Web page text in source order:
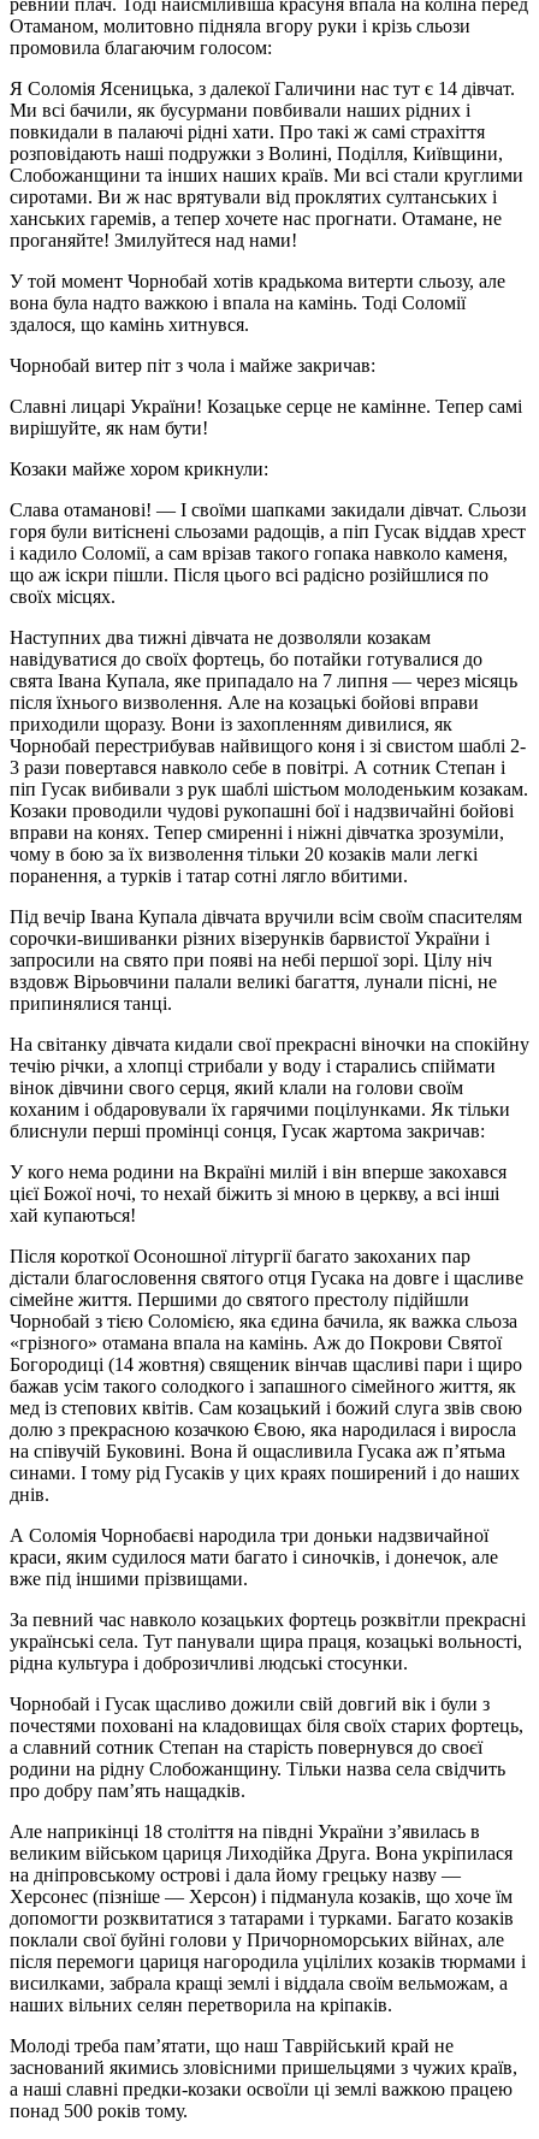
Отаманом, молитовно підняла вгору руки і крізь сльози
промовила благаючим голосом:
Я Соломія Ясеницька, з далекої Галичини нас тут є 14 дівчат.
Ми всі бачили, як бусурмани повбивали наших рідних і
повкидали в палаючі рідні хати. Про такі ж самі страхіття
розповідають наші подружки з Волині, Поділля, Київщини,
Слобожанщини та інших наших країв. Ми всі стали круглими
сиротами. Ви ж нас врятували від проклятих султанських і
ханських гаремів, а тепер хочете нас прогнати. Отамане, не
проганяйте! Змилуйтеся над нами!
У той момент Чорнобай хотів крадькома витерти сльозу, але
вона була надто важкою і впала на камінь. Тоді Соломії
здалося, що камінь хитнувся.
Чорнобай витер піт з чола і майже закричав:
Славні лицарі України! Козацьке серце не камінне. Тепер самі
вирішуйте, як нам бути!
Козаки майже хором крикнули:
Слава отаманові! — І своїми шапками закидали дівчат. Сльози
горя були витіснені сльозами радощів, а піп Гусак віддав хрест
і кадило Соломії, а сам врізав такого гопака навколо каменя,
що аж іскри пішли. Після цього всі радісно розійшлися по
своїх місцях.
Наступних два тижні дівчата не дозволяли козакам
навідуватися до своїх фортець, бо потайки готувалися до
свята Івана Купала, яке припадало на 7 липня — через місяць
після їхнього визволення. Але на козацькі бойові вправи
приходили щоразу. Вони із захопленням дивилися, як
Чорнобай перестрибував найвищого коня і зі свистом шаблі 2-
3 рази повертався навколо себе в повітрі. А сотник Степан і
піп Гусак вибивали з рук шаблі шістьом молоденьким козакам.
Козаки проводили чудові рукопашні бої і надзвичайні бойові
вправи на конях. Тепер смиренні і ніжні дівчатка зрозуміли,
чому в бою за їх визволення тільки 20 козаків мали легкі
поранення, а турків і татар сотні лягло вбитими.
Під вечір Івана Купала дівчата вручили всім своїм спасителям
сорочки-вишиванки різних візерунків барвистої України і
запросили на свято при появі на небі першої зорі. Цілу ніч
вздовж Вірьовчини палали великі багаття, лунали пісні, не
припинялися танці.
На світанку дівчата кидали свої прекрасні віночки на спокійну
течію річки, а хлопці стрибали у воду і старались спіймати
вінок дівчини свого серця, який клали на голови своїм
коханим і обдаровували їх гарячими поцілунками. Як тільки
блиснули перші промінці сонця, Гусак жартома закричав:
У кого нема родини на Вкраїні милій і він вперше закохався
цієї Божої ночі, то нехай біжить зі мною в церкву, а всі інші
хай купаються!
Після короткої Осоношної літургії багато закоханих пар
дістали благословення святого отця Гусака на довге і щасливе
сімейне життя. Першими до святого престолу підійшли
Чорнобай з тією Соломією, яка єдина бачила, як важка сльоза
«грізного» отамана впала на камінь. Аж до Покрови Святої
Богородиці (14 жовтня) священик вінчав щасливі пари і щиро
бажав усім такого солодкого і запашного сімейного життя, як
мед із степових квітів. Сам козацький і божий слуга звів свою
долю з прекрасною козачкою Євою, яка народилася і виросла
на співучій Буковині. Вона й ощасливила Гусака аж п’ятьма
синами. І тому рід Гусаків у цих краях поширений і до наших
днів.
А Соломія Чорнобаєві народила три доньки надзвичайної
краси, яким судилося мати багато і синочків, і донечок, але
вже під іншими прізвищами.
За певний час навколо козацьких фортець розквітли прекрасні
українські села. Тут панували щира праця, козацькі вольності,
рідна культура і доброзичливі людські стосунки.
Чорнобай і Гусак щасливо дожили свій довгий вік і були з
почестями поховані на кладовищах біля своїх старих фортець,
а славний сотник Степан на старість повернувся до своєї
родини на рідну Слобожанщину. Тільки назва села свідчить
про добру пам’ять нащадків.
Але наприкінці 18 століття на півдні України з’явилась в
великим військом цариця Лиходійка Друга. Вона укріпилася
на дніпровському острові і дала йому грецьку назву —
Херсонес (пізніше — Херсон) і підманула козаків, що хоче їм
допомогти розквитатися з татарами і турками. Багато козаків
поклали свої буйні голови у Причорноморських війнах, але
після перемоги цариця нагородила уцілілих козаків тюрмами і
висилками, забрала кращі землі і віддала своїм вельможам, а
наших вільних селян перетворила на кріпаків.
Молоді треба пам’ятати, що наш Таврійський край не
заснований якимись зловісними пришельцями з чужих країв,
а наші славні предки-козаки освоїли ці землі важкою працею
понад 500 років тому.